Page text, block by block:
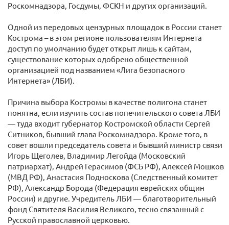
Роскомнадзора, Госдумы, ФСКН и других организаций.
Одной из передовых цензурных площадок в России станет
Кострома – в этом регионе пользователям Интернета
доступ по умолчанию будет открыт лишь к сайтам,
существование которых одобрено общественной
организацией под названием «Лига безопасного
Интернета» (ЛБИ).
Причина выбора Костромы в качестве полигона станет
понятна, если изучить состав попечительского совета ЛБИ
— туда входит губернатор Костромской области Сергей
Ситников, бывший глава Роскомнадзора. Кроме того, в
совет вошли председатель совета и бывший министр связи
Игорь Щеголев, Владимир Легойда (Московский
патриархат), Андрей Герасимов (ФСБ РФ), Алексей Мошков
(МВД РФ), Анастасия Подноскова (Следственный комитет
РФ), Александр Борода (Федерация еврейских общин
России) и другие. Учредитель ЛБИ — благотворительный
фонд Святителя Василия Великого, тесно связанный с
Русской православной церковью.